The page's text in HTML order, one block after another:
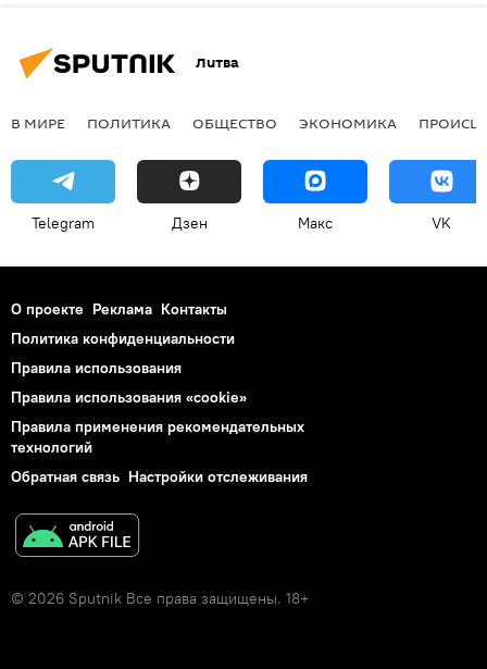
Литва
В МИРЕ ПОЛИТИКА ОБЩЕСТВО ЭКОНОМИКА
Telegram Дзен Макс VK
О проекте Реклама Контакты
Политика конфиденциальности
Правила использования
Правила использования «cookie»
Правила применения рекомендательных
технологий
Обратная связь Настройки отслеживания
© 2026 Sputnik Все права защищены. 18+